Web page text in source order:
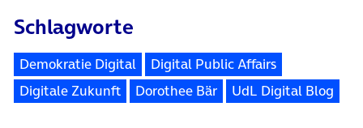
Schlagworte
Demokratie Digital
Digital Public Affairs
Digitale Zukunft
Dorothee Bär UdL Digital Blog